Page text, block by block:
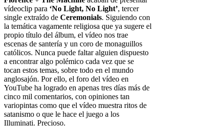
vídeoclip para ‘No Light, No Light’, tercer
single extraído de Ceremonials. Siguiendo con
la temática vagamente religiosa que ya sugere el
propio título del álbum, el vídeo nos trae
escenas de santería y un coro de monaguillos
católicos. Nunca puede faltar alguien dispuesto
a encontrar algo polémico cada vez que se
tocan estos temas, sobre todo en el mundo
anglosajón. Por ello, el foro del vídeo en
YouTube ha logrado en apenas tres días más de
cinco mil comentarios, con opiniones tan
variopintas como que el vídeo muestra ritos de
satanismo o que le hace el juego a los
Illuminati. Precioso.